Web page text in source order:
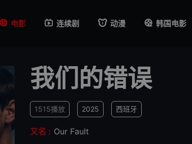
电影 连续剧 动漫 韩国电影
我们的错误
1515播放 2025 西班牙
又名 : Our Fault